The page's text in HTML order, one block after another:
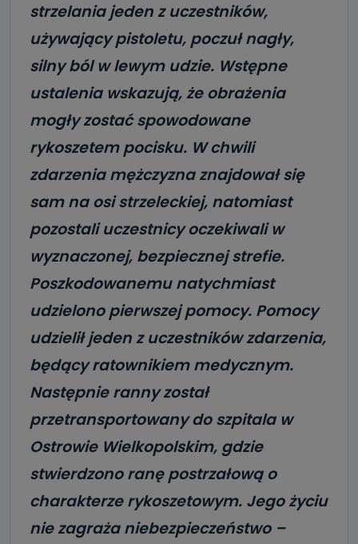
strzelania jeden z uczestników,
używający pistoletu, poczuł nagły,
silny ból w lewym udzie. Wstępne
ustalenia wskazują, że obrażenia
mogły zostać spowodowane
rykoszetem pocisku. W chwili
zdarzenia mężczyzna znajdował się
sam na osi strzeleckiej, natomiast
pozostali uczestnicy oczekiwali w
wyznaczonej, bezpiecznej strefie.
Poszkodowanemu natychmiast
udzielono pierwszej pomocy. Pomocy
udzielił jeden z uczestników zdarzenia,
będący ratownikiem medycznym.
Następnie ranny został
przetransportowany do szpitala w
Ostrowie Wielkopolskim, gdzie
stwierdzono ranę postrzałową o
charakterze rykoszetowym. Jego życiu
nie zagraża niebezpieczeństwo –